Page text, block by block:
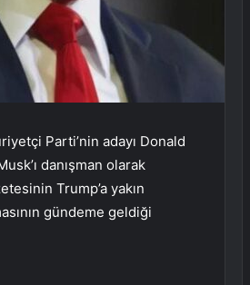
Parti’nin adayı Donald
danışman olarak
Trump’a yakın
gündeme geldiği